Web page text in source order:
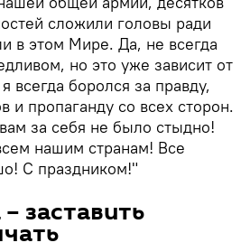
сложили головы ради
в этом Мире. Да, не всегда
но это уже зависит от
всегда боролся за правду,
и пропаганду со всех сторон.
за себя не было стыдно!
нашим странам! Все
С праздником!"
заставить